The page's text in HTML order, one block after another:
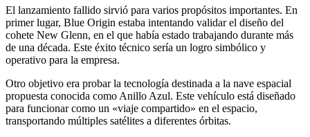
El lanzamiento fallido sirvió para varios propósitos importantes. En
primer lugar, Blue Origin estaba intentando validar el diseño del
cohete New Glenn, en el que había estado trabajando durante más
de una década. Este éxito técnico sería un logro simbólico y
operativo para la empresa.
Otro objetivo era probar la tecnología destinada a la nave espacial
propuesta conocida como Anillo Azul. Este vehículo está diseñado
para funcionar como un «viaje compartido» en el espacio,
transportando múltiples satélites a diferentes órbitas.